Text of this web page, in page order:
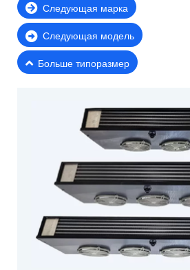
Следующая марка
Следующая модель
Больше типоразмер